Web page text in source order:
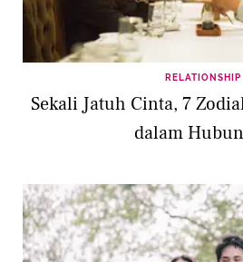
RELATIONSHIP
Sekali Jatuh Cinta, 7
dalam